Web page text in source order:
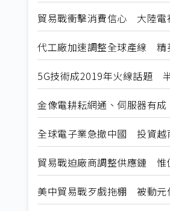
貿易戰衝擊消費信心 大陸電
代工廠加速調整全球產線 精
5G技術成2019年火線話題
金像電耕耘網通、伺服器有
全球電子業急撤中國 投資越
貿易戰迫廠商調整供應鏈 惟
美中貿易戰歹戲拖棚 被動元